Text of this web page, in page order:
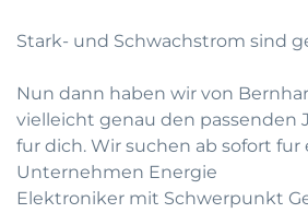
Stark- und Schwachstrom sind
Nun dann haben wir von
vielleicht genau den passenden
fur dich. Wir suchen ab sofort
Unternehmen Energie
Elektroniker mit Schwerpunkt